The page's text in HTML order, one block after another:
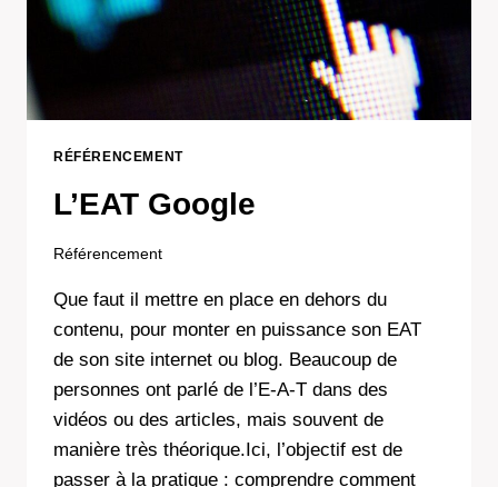
RÉFÉRENCEMENT
L’EAT Google
Référencement
Que faut il mettre en place en dehors du
contenu, pour monter en puissance son EAT
de son site internet ou blog. Beaucoup de
personnes ont parlé de l’E-A-T dans des
vidéos ou des articles, mais souvent de
manière très théorique.Ici, l’objectif est de
passer à la pratique : comprendre comment